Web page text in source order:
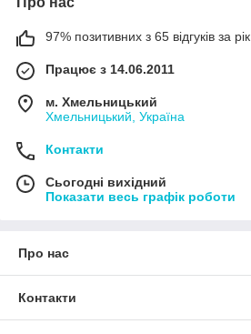
97% позитивних з 65 відгуків за рік
Працює з 14.06.2011
м. Хмельницький
Хмельницький, Україна
Контакти
Сьогодні вихідний
Показати весь графік роботи
Про нас
Контакти